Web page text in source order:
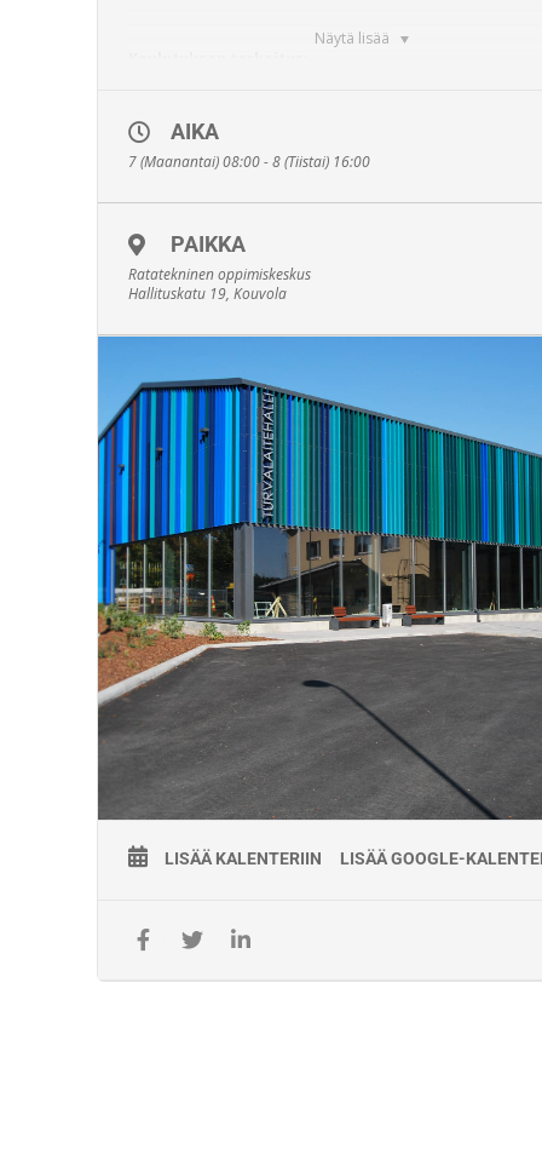
Näytä lisää
pohjakoulutuksena kaarijatkos- ja
Koulutuksen kesto:
2 päivää.
300e / alv. 0%
Varusteet
Henkilökohtainen hitsausvarustus.
Osaamisvaatimus:
– Ymmärtää hitsaustoiminnassa vaikuttavia tekijöitä, jotka
joko tukea tai heikentää toiminnan onnistumista ja siten
esim. turvallisuuteen.
– Ymmärtää jatkuvakiskoraiteen vaatimukset.
– Tuntee noudatettavat standardit ja niiden vaatimukset, mm
15594, SFS
EN 16725, ja SFS-EN ISO 5817.
– Osaa toimia kiskohitsien, kiskojen ja vaihteiden
– Hallitsee käytettävät hitsausmenetelmät ja hitsauksiin
ohjeet.
– Kirjalliset kokeet
– Hitsauskoe
AIKA
7 (Maanantai) 08:00 - 8 (Tiistai) 16:00
PAIKKA
Ratatekninen oppimiskeskus
Hallituskatu 19, Kouvola
LISÄÄ KALENTERIIN LISÄÄ GOOGLE-